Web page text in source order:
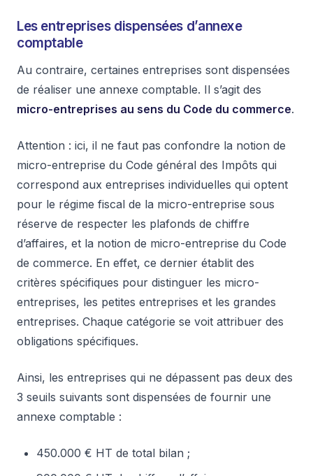
Les entreprises dispensées d’annexe
comptable
Au contraire, certaines entreprises sont dispensées
de réaliser une annexe comptable. Il s’agit des
micro-entreprises au sens du Code du commerce.
Attention : ici, il ne faut pas confondre la notion de
micro-entreprise du Code général des Impôts qui
correspond aux entreprises individuelles qui optent
pour le régime fiscal de la micro-entreprise sous
réserve de respecter les plafonds de chiffre
d’affaires, et la notion de micro-entreprise du Code
de commerce. En effet, ce dernier établit des
critères spécifiques pour distinguer les micro-
entreprises, les petites entreprises et les grandes
entreprises. Chaque catégorie se voit attribuer des
obligations spécifiques.
Ainsi, les entreprises qui ne dépassent pas deux des
3 seuils suivants sont dispensées de fournir une
annexe comptable :
450.000 € HT de total bilan ;